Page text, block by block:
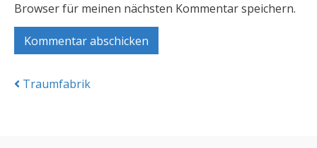
Browser für meinen nächsten Kommentar speichern.
Posts
Traumfabrik